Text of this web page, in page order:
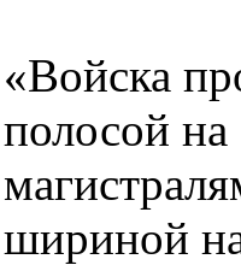
«Войска
полосой
шириной